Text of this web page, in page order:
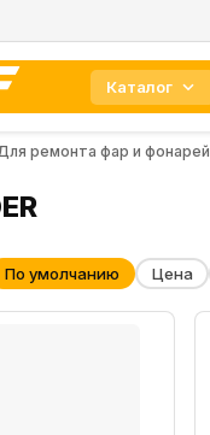
Каталог
ремонта фар и фонарей
По умолчанию Цена